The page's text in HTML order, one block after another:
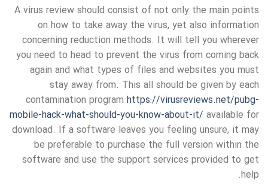
A virus review should consist of not only the main points
on how to take away the virus, yet also information
concerning reduction methods. It will tell you wherever
you need to head to prevent the virus from coming back
again and what types of files and websites you must
stay away from. This all should be given by each
contamination program https://virusreviews.net/pubg-
mobile-hack-what-should-you-know-about-it/ available for
download. If a software leaves you feeling unsure, it may
be preferable to purchase the full version within the
software and use the support services provided to get
help.